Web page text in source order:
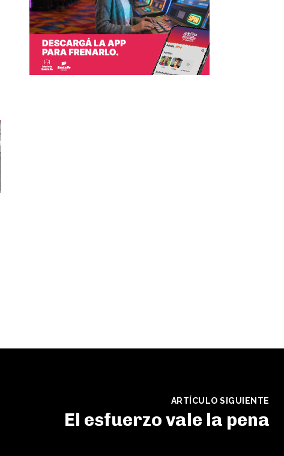
ARTÍCULO SIGUIENTE
El esfuerzo vale la pena